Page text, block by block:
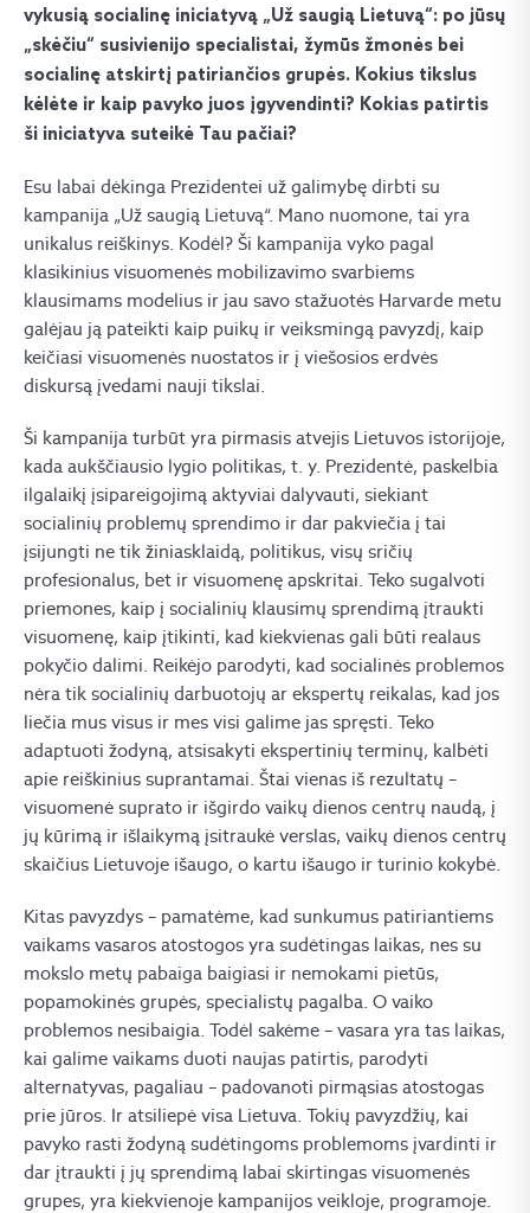
vykusią socialinę iniciatyvą „Už saugią Lietuvą“: po jūsų
„skėčiu“ susivienijo specialistai, žymūs žmonės bei
socialinę atskirtį patiriančios grupės. Kokius tikslus
kėlėte ir kaip pavyko juos įgyvendinti? Kokias patirtis
ši iniciatyva suteikė Tau pačiai?
Esu labai dėkinga Prezidentei už galimybę dirbti su
kampanija „Už saugią Lietuvą“. Mano nuomone, tai yra
unikalus reiškinys. Kodėl? Ši kampanija vyko pagal
klasikinius visuomenės mobilizavimo svarbiems
klausimams modelius ir jau savo stažuotės Harvarde metu
galėjau ją pateikti kaip puikų ir veiksmingą pavyzdį, kaip
keičiasi visuomenės nuostatos ir į viešosios erdvės
diskursą įvedami nauji tikslai.
Ši kampanija turbūt yra pirmasis atvejis Lietuvos istorijoje,
kada aukščiausio lygio politikas, t. y. Prezidentė, paskelbia
ilgalaikį įsipareigojimą aktyviai dalyvauti, siekiant
socialinių problemų sprendimo ir dar pakviečia į tai
įsijungti ne tik žiniasklaidą, politikus, visų sričių
profesionalus, bet ir visuomenę apskritai. Teko sugalvoti
priemones, kaip į socialinių klausimų sprendimą įtraukti
visuomenę, kaip įtikinti, kad kiekvienas gali būti realaus
pokyčio dalimi. Reikėjo parodyti, kad socialinės problemos
nėra tik socialinių darbuotojų ar ekspertų reikalas, kad jos
liečia mus visus ir mes visi galime jas spręsti. Teko
adaptuoti žodyną, atsisakyti ekspertinių terminų, kalbėti
apie reiškinius suprantamai. Štai vienas iš rezultatų –
visuomenė suprato ir išgirdo vaikų dienos centrų naudą, į
jų kūrimą ir išlaikymą įsitraukė verslas, vaikų dienos centrų
skaičius Lietuvoje išaugo, o kartu išaugo ir turinio kokybė.
Kitas pavyzdys – pamatėme, kad sunkumus patiriantiems
vaikams vasaros atostogos yra sudėtingas laikas, nes su
mokslo metų pabaiga baigiasi ir nemokami pietūs,
popamokinės grupės, specialistų pagalba. O vaiko
problemos nesibaigia. Todėl sakėme – vasara yra tas laikas,
kai galime vaikams duoti naujas patirtis, parodyti
alternatyvas, pagaliau – padovanoti pirmąsias atostogas
prie jūros. Ir atsiliepė visa Lietuva. Tokių pavyzdžių, kai
pavyko rasti žodyną sudėtingoms problemoms įvardinti ir
dar įtraukti į jų sprendimą labai skirtingas visuomenės
grupes, yra kiekvienoje kampanijos veikloje, programoje.